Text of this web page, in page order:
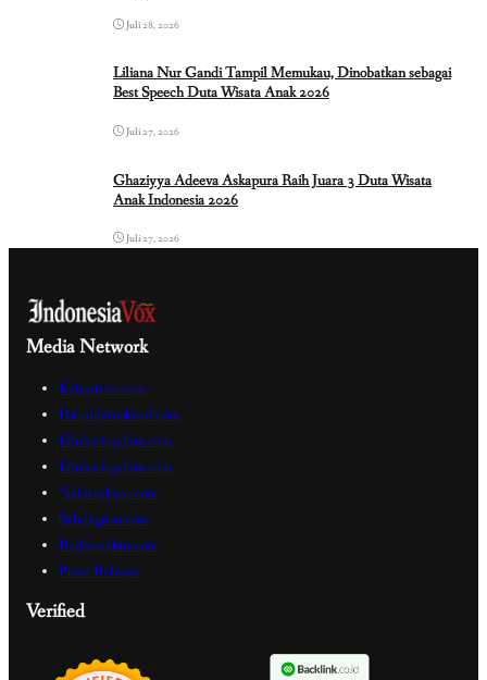
Juli 28, 2026
Liliana Nur Gandi Tampil Memukau, Dinobatkan sebagai
Best Speech Duta Wisata Anak 2026
Juli 27, 2026
Ghaziyya Adeeva Askapura Raih Juara 3 Duta Wisata
Anak Indonesia 2026
Juli 27, 2026
Media Network
Kabartren.com
Portaldemokrasi.com
Edukasiupdate.com
Edukasiupdate.com
Nalarrakyat.com
Sabdaguru.com
Radarwaktu.com
Press Release
Verified